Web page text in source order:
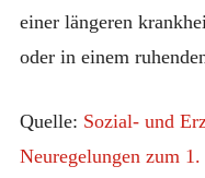
einer längeren
oder in einem
Quelle: Sozial- und
Neuregelungen zum